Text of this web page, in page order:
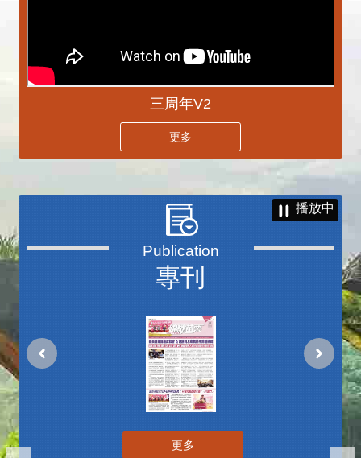
三周年V2
更多
專刊
播放中
更多